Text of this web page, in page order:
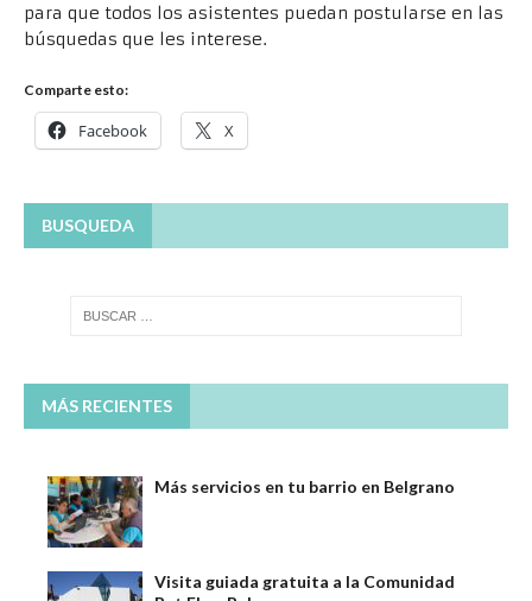
para que todos los asistentes puedan postularse en las
búsquedas que les interese.
Comparte esto:
Facebook X
BUSQUEDA
MÁS RECIENTES
Más servicios en tu barrio en Belgrano
Visita guiada gratuita a la Comunidad